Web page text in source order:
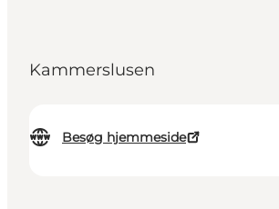
Kammerslusen
Besøg hjemmeside